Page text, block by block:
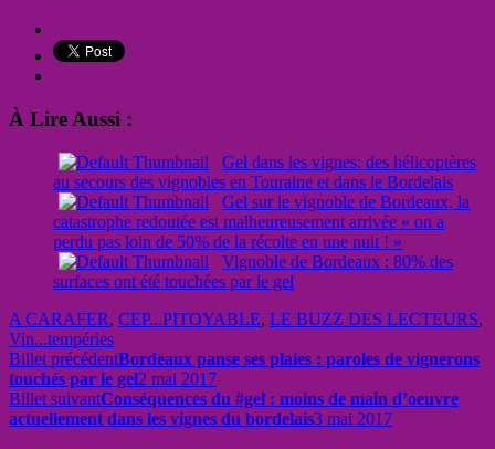
À Lire Aussi :
Gel dans les vignes: des hélicoptères
au secours des vignobles en Touraine et dans le Bordelais
Gel sur le vignoble de Bordeaux, la
catastrophe redoutée est malheureusement arrivée « on a
perdu pas loin de 50% de la récolte en une nuit ! »
Vignoble de Bordeaux : 80% des
surfaces ont été touchées par le gel
A CARAFER, CEP...PITOYABLE, LE BUZZ DES LECTEURS,
Vin...tempéries
Billet précédentBordeaux panse ses plaies : paroles de vignerons
touchés par le gel2 mai 2017
Billet suivantConséquences du #gel : moins de main d’oeuvre
actuellement dans les vignes du bordelais3 mai 2017